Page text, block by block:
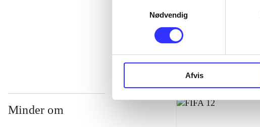
Nødvendig
Afvis
NHL (Pc)
Minder om